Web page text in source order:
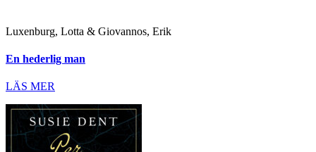
Luxenburg, Lotta & Giovannos, Erik
En hederlig man
LÄS MER